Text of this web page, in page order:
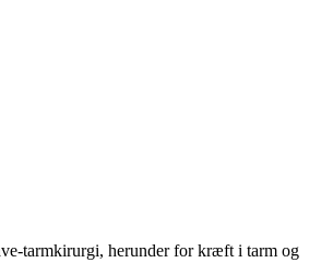
tarmkirurgi, herunder for kræft i tarm og